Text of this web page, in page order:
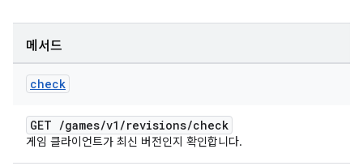
메서드
check
GET /games/v1 /revisions/check
게임 클라이언트가 최신 버전인지 확인합니다.